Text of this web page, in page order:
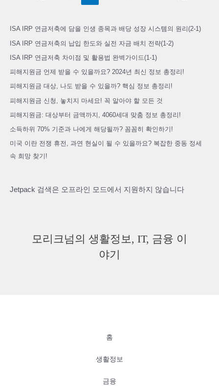
간
야
간
확
인)
ISA IRP 연금저축에 담을 인생 종목과 배당 성장 시스템의 원리(2-1)
ISA IRP 연금저축의 납입 한도와 실전 자금 배치 전략(1-2)
ISA IRP 연금저축 차이점 및 활용법 완벽가이드(1-1)
피해지원금 언제 받을 수 있을까요? 2024년 최신 정보 총정리!
피해지원금 대상, 나도 받을 수 있을까? 핵심 정보 총정리!
피해지원금 신청, 놓치지 마세요! 꼭 알아야 할 모든 것
피해지원금: 대상부터 금액까지, 4060세대 맞춤 정보 총정리!
소득하위 70% 기준과 나에게 해당될까? 꼼꼼히 확인하기!
미국 이란 전쟁 휴전, 과연 현실이 될 수 있을까요? 복잡한 중동 정세
속 희망 찾기!
Jetpack 검색은 오프라인 모드에서 지원하지 않습니다
모리크넘의 생활정보, IT, 금융 이
야기
홈
생활정보
금융